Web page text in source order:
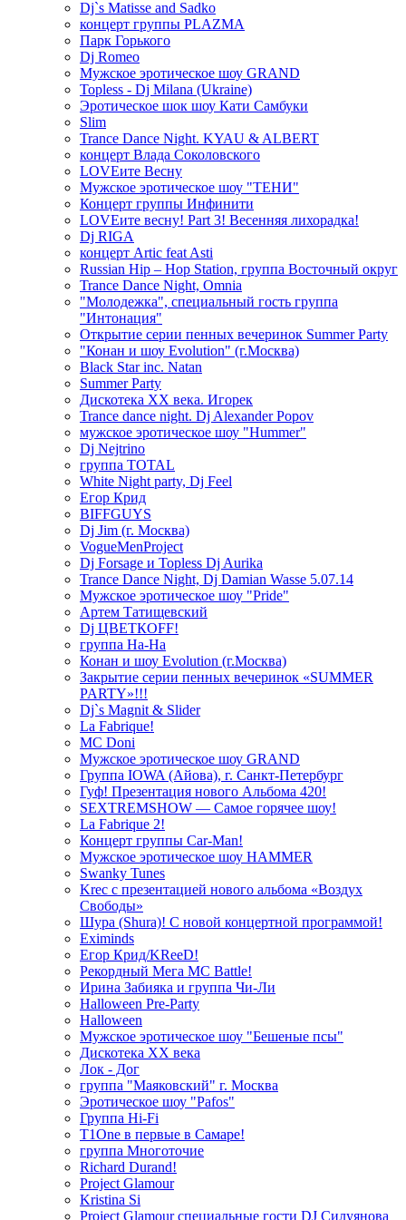
Dj`s Matisse and Sadko
концерт группы PLAZMA
Парк Горького
Dj Romeo
Мужское эротическое шоу GRAND
Topless - Dj Milana (Ukraine)
Эротическое шок шоу Кати Самбуки
Slim
Trance Dance Night. KYAU & ALBERT
концерт Влада Соколовского
LOVEите Весну
Мужское эротическое шоу "ТЕНИ"
Концерт группы Инфинити
LOVEите весну! Part 3! Весенняя лихорадка!
Dj RIGA
концерт Artic feat Asti
Russian Hip – Hop Station, группа Восточный округ
Trance Dance Night, Omnia
"Молодежка", специальный гость группа
"Интонация"
Открытие серии пенных вечеринок Summer Party
"Конан и шоу Evolution" (г.Москва)
Black Star inc. Natan
Summer Party
Дискотека ХХ века. Игорек
Trance dance night. Dj Alexander Popov
мужское эротическое шоу "Hummer"
Dj Nejtrino
группа TOTAL
White Night party, Dj Feel
Егор Крид
BIFFGUYS
Dj Jim (г. Москва)
VogueMenProject
Dj Forsage и Topless Dj Aurika
Trance Dance Night, Dj Damian Wasse 5.07.14
Мужское эротическое шоу "Pride"
Артем Татищевский
Dj ЦВЕТКOFF!
группа На-На
Конан и шоу Evolution (г.Москва)
Закрытие серии пенных вечеринок «SUMMER
PARTY»!!!
Dj`s Magnit & Slider
La Fabrique!
MC Doni
Мужское эротическое шоу GRAND
Группа IOWA (Айова), г. Санкт-Петербург
Гуф! Презентация нового Альбома 420!
SEXTREMSHOW — Самое горячее шоу!
La Fabrique 2!
Концерт группы Car-Man!
Мужское эротическое шоу HAMMER
Swanky Tunes
Krec с презентацией нового альбома «Воздух
Свободы»
Шура (Shura)! С новой концертной программой!
Eximinds
Егор Крид/KReeD!
Рекордный Мега МС Battle!
Ирина Забияка и группа Чи-Ли
Halloween Pre-Party
Halloween
Мужское эротическое шоу "Бешеные псы"
Дискотека ХХ века
Лок - Дог
группа "Маяковский" г. Москва
Эротическое шоу "Pafos"
Группа Hi-Fi
T1One в первые в Самаре!
группа Многоточие
Richard Durand!
Project Glamour
Kristina Si
Project Glamour специальные гости DJ Силуянова